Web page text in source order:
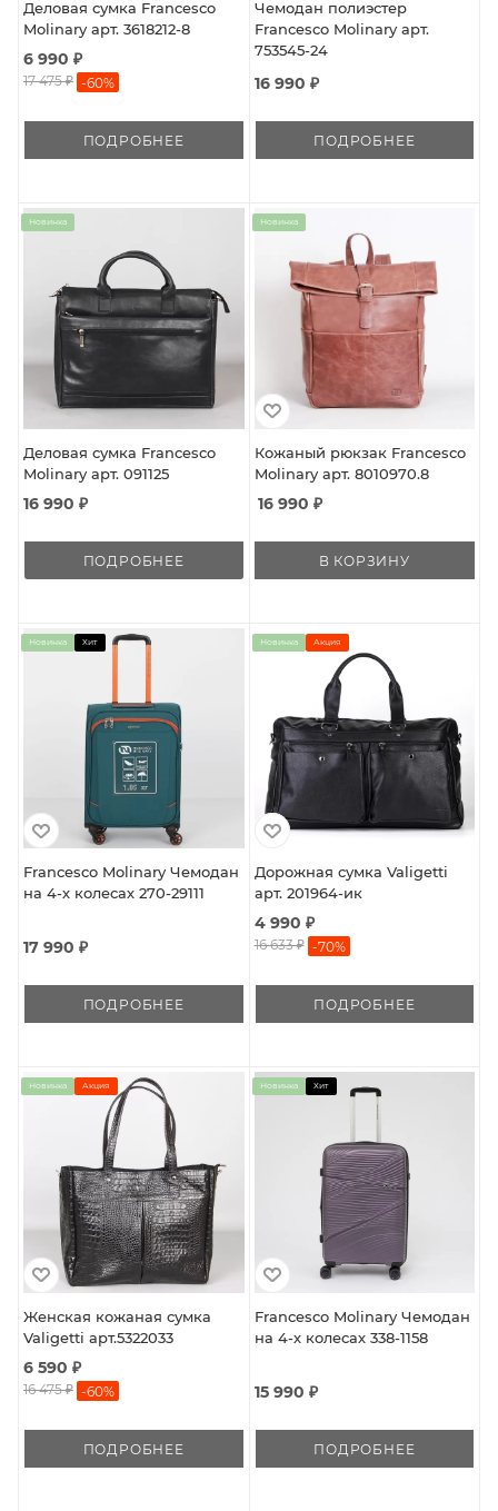
Деловая сумка Francesco
Molinary арт. 3618212-8
6 990 ₽
17 475 ₽ -60%
ПОДРОБНЕЕ
Чемодан полиэстер
Francesco Molinary арт.
753545-24
16 990 ₽
ПОДРОБНЕЕ
Новинка
Деловая сумка Francesco
Molinary арт. 091125
16 990 ₽
ПОДРОБНЕЕ
Новинка
Кожаный рюкзак Francesco
Molinary арт. 8010970.8
16 990 ₽
В КОРЗИНУ
Новинка Хит
Francesco Molinary Чемодан
на 4-х колесах 270-29111
17 990 ₽
ПОДРОБНЕЕ
Новинка Акция
Дорожная сумка Valigetti
арт. 201964-ик
4 990 ₽
16 633 ₽ -70%
ПОДРОБНЕЕ
Новинка Акция
Женская кожаная сумка
Valigetti арт.5322033
6 590 ₽
16 475 ₽ -60%
ПОДРОБНЕЕ
Новинка Хит
Francesco Molinary Чемодан
на 4-х колесах 338-1158
15 990 ₽
ПОДРОБНЕЕ